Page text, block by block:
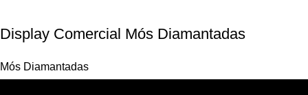
Display Comercial Mós Diamantadas
Mós Diamantadas